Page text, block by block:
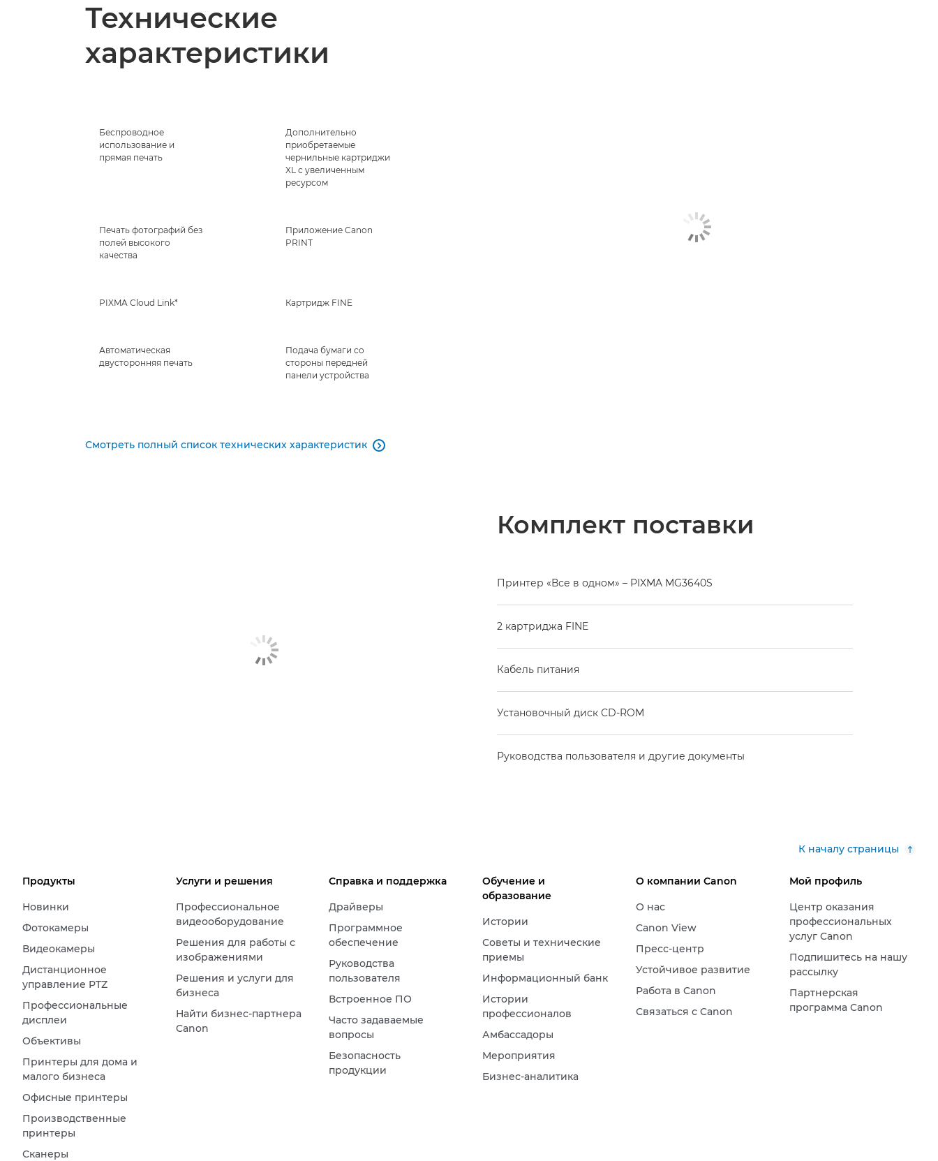
Технические
характеристики
Беспроводное
использование и
прямая печать
Дополнительно
приобретаемые
чернильные картриджи
XL с увеличенным
ресурсом
Печать фотографий без
полей высокого
качества
Приложение Canon
PRINT
PIXMA Cloud Link* Картридж FINE
Автоматическая
двусторонняя печать
Подача бумаги со
стороны передней
панели устройства
Смотреть полный список технических характеристик 
Комплект поставки
Принтер «Все в одном» – PIXMA MG3640S
2 картриджа FINE
Кабель питания
Установочный диск CD-ROM
Руководства пользователя и другие документы
К началу страницы
Продукты
Новинки
Фотокамеры
Видеокамеры
Дистанционное
управление PTZ
Профессиональные
дисплеи
Объективы
Принтеры для дома и
малого бизнеса
Офисные принтеры
Производственные
принтеры
Сканеры
Услуги и решения
Профессиональное
видеооборудование
Решения для работы с
изображениями
Решения и услуги для
бизнеса
Найти бизнес-партнера
Canon
Справка и поддержка
Драйверы
Программное
обеспечение
Руководства
пользователя
Встроенное ПО
Часто задаваемые
вопросы
Безопасность
продукции
Обучение и
образование
Истории
Советы и технические
приемы
Информационный банк
Истории
профессионалов
Амбассадоры
Мероприятия
Бизнес-аналитика
О компании Canon
О нас
Canon View
Пресс-центр
Устойчивое развитие
Работа в Canon
Связаться с Canon
Мой профиль
Центр оказания
профессиональных
услуг Canon
Подпишитесь на нашу
рассылку
Партнерская
программа Canon